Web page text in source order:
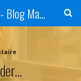
Marinette Saperlipopette - Blog Maman Angers Lifestyle - Ex Expat Montréal